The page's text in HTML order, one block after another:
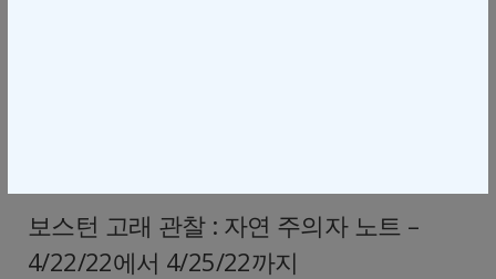
보스턴 고래 관찰 : 자연 주의자 노트 –
4/22/22에서 4/25/22까지